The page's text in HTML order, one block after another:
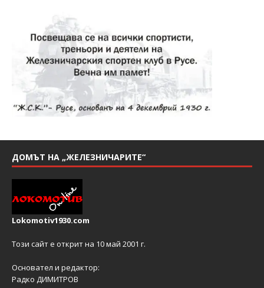
ДОМЪТ НА „ЖЕЛЕЗНИЧАРИТЕ“
Lokomotiv1930.com
Този сайт е открит на 10 май 2001 г.
Основател и редактор:
Радко ДИМИТРОВ